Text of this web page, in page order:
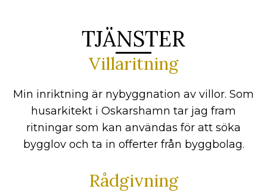
TJÄNSTER
Villaritning
Min inriktning är nybyggnation av villor. Som
husarkitekt i Oskarshamn tar jag fram
ritningar som kan användas för att söka
bygglov och ta in offerter från byggbolag.
Rådgivning